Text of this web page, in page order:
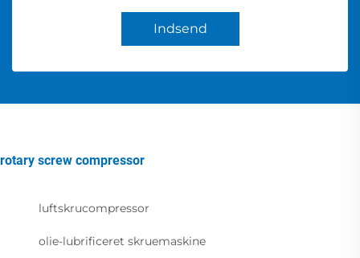
Indsend
rotary screw compressor
luftskrucompressor
olie-lubrificeret skruemaskine